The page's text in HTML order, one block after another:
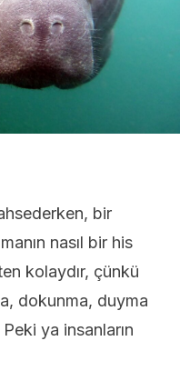
bir
nasıl bir his
kolaydır, çünkü
dokunma, duyma
ya insanların